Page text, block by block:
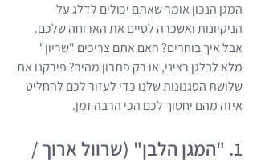
המגן הנכון אומר שאתם יכולים לדלג על
הניקיונות ואשכרה לסיים את הארוחה שלכם.
אבל איך בוחרים? האם אתם צריכים "שריון"
מלא לבלגן רציני, או רק פתרון מהיר? פירקנו את
שלושת הסגנונות שלנו כדי לעזור לכם להחליט
איזה מהם יחסוך לכם הכי הרבה זמן.
1. "המגן הלבן" (שרוול ארוך /